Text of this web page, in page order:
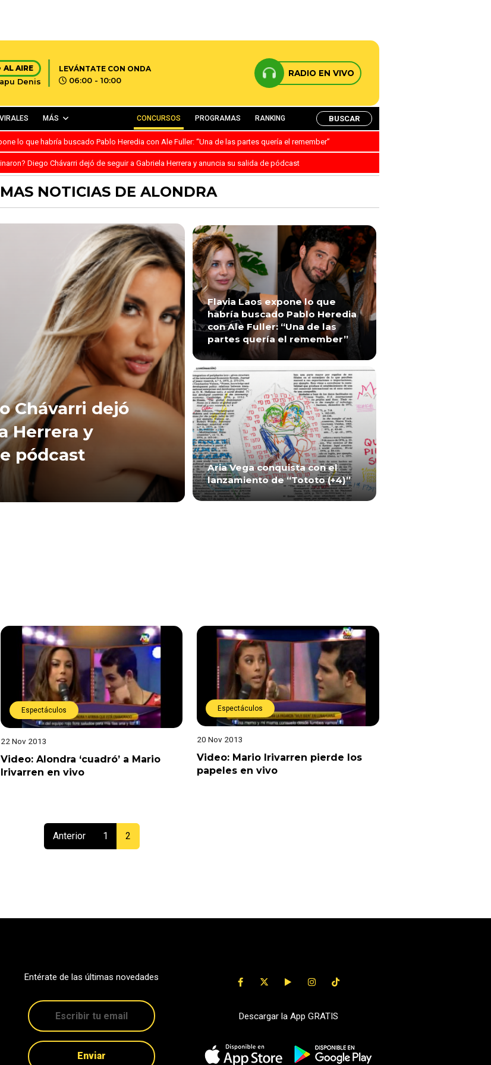
AL AIRE
Denis
LEVÁNTATE CON ONDA
06:00 - 10:00
RADIO EN VIVO
VIRALES MÁS CONCURSOS PROGRAMAS RANKING BUSCAR
lo que habría buscado Pablo Heredia con Ale Fuller: “Una de las partes quería el remember”
Diego Chávarri dejó de seguir a Gabriela Herrera y anuncia su salida de pódcast
NOTICIAS DE ALONDRA
Chávarri dejó
Herrera y
pódcast
Flavia Laos expone lo que
habría buscado Pablo Heredia
con Ale Fuller: “Una de las
partes quería el remember”
Aria Vega conquista con el
lanzamiento de “Tototo (+4)”
Espectáculos
22 Nov 2013
Video: Alondra ‘cuadró’ a Mario
Irivarren en vivo
Espectáculos
20 Nov 2013
Video: Mario Irivarren pierde los
papeles en vivo
Anterior 1 2
Entérate de las últimas novedades
Enviar
Descargar la App GRATIS